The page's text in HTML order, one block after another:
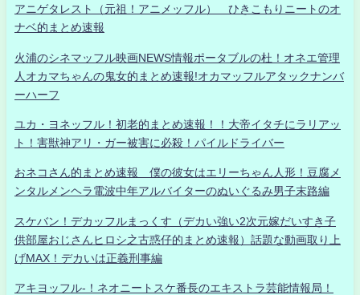
アニゲタレスト（元祖！アニメッフル） ひきこもりニートのオ
ナベ的まとめ速報
火浦のシネマッフル映画NEWS情報ポータブルの杜！オネエ管理
人オカマちゃんの鬼女的まとめ速報!オカマッフルアタックナンバ
ーハーフ
ユカ・ヨネッフル！初老的まとめ速報！！大帝イタチにラリアッ
ト！害獣神アリ・ガー被害に必殺！パイルドライバー
おネコさん的まとめ速報 僕の彼女はエリーちゃん人形！豆腐メ
ンタルメンヘラ電波中年アルバイターのぬいぐるみ男子末路編
スケバン！デカッフルまっくす（デカい強い2次元嫁だいすき子
供部屋おじさんヒロシ之古惑仔的まとめ速報）話題な動画取り上
げMAX！デカいは正義刑事編
アキヨッフル-！ネオニートスケ番長のエキストラ芸能情報局！